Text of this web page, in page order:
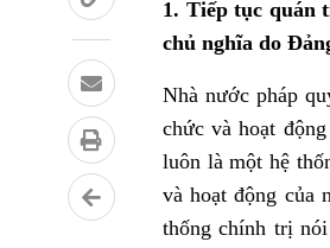
1. Tiếp tục quán
chủ nghĩa do
Nhà nước pháp
chức và hoạt
luôn là một hệ
và hoạt động của
thống chính trị